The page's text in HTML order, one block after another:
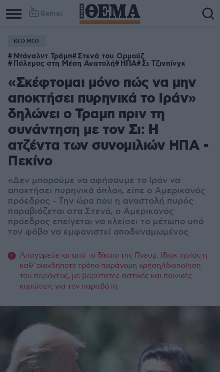
Games
ΚΟΣΜΟΣ
Ντόναλντ Τράμπ Στενά του Ορμούζ
Πόλεμος στη Μέση Ανατολή ΗΠΑ Σι Τζινπίνγκ
«Σκέφτομαι μόνο πώς να μην
αποκτήσει πυρηνικά το Ιράν»
δηλώνει ο Τραμπ πριν τη
συνάντηση με τον Σι: Η
ατζέντα των συνομιλιών ΗΠΑ -
Πεκίνο
«Δεν μπορούμε να αφήσουμε το Ιράν να
αποκτήσει πυρηνικά όπλα», είπε ο Αμερικανός
πρόεδρος - Την ώρα που η αναστολή πυρός
παραβιάζεται στα Στενά, ο Αμερικανός
πρόεδρος επείγεται να κλείσει το μέτωπο υπό
τον φόβο να εμφανιστεί αποδυναμωμένος
Απαγορεύεται από το δίκαιο της Πνευμ. Ιδιοκτησίας η
καθ΄οιονδήποτε τρόπο παράνομη χρήση/ιδιοποίηση
του παρόντος, με βαρύτατες αστικές και ποινικές
κυρώσεις για τον παραβάτη